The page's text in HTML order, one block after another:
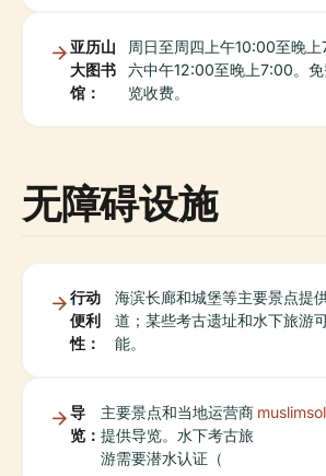
亚历山
大图书
馆：
周日至周四上午10:00至晚
六中午12:00至晚上7:00。
览收费。
无障碍设施
行动
便利
性：
海滨长廊和城堡等主要景点提
道；某些考古遗址和水下旅游
能。
导
览：
主要景点和当地运营商
提供导览。水下考古旅
游需要潜水认证（